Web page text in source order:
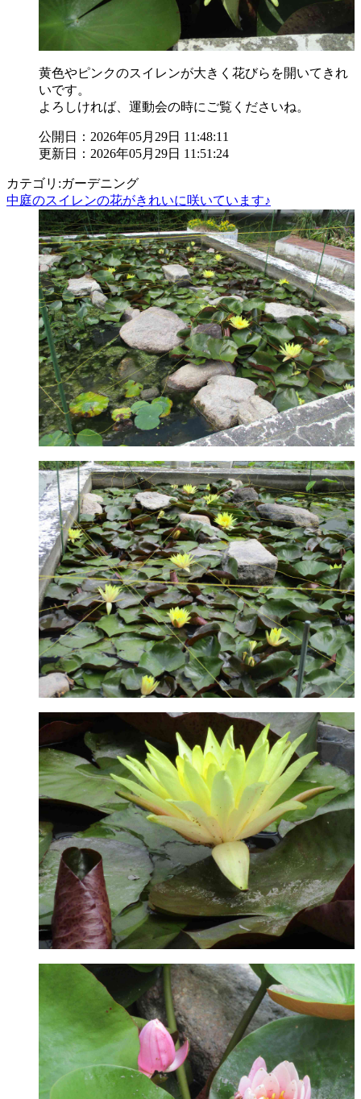
黄色やピンクのスイレンが大きく花びらを開いてきれ
いです。
よろしければ、運動会の時にご覧くださいね。
公開日：2026年05月29日 11:48:11
更新日：2026年05月29日 11:51:24
カテゴリ:ガーデニング
中庭のスイレンの花がきれいに咲いています♪